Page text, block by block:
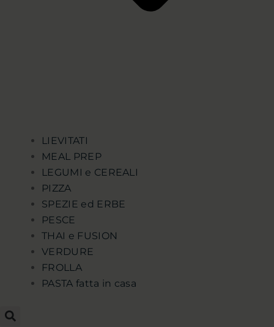
LIEVITATI
MEAL PREP
LEGUMI e CEREALI
PIZZA
SPEZIE ed ERBE
PESCE
THAI e FUSION
VERDURE
FROLLA
PASTA fatta in casa